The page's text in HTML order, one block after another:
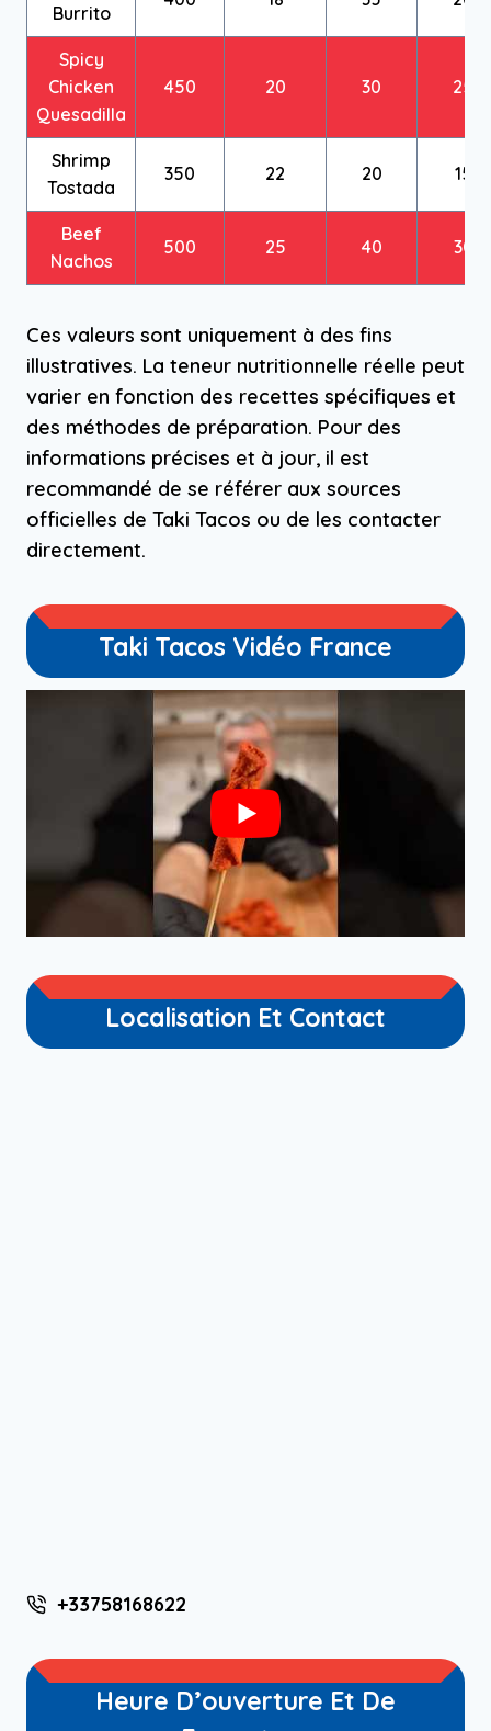
Burrito
Spicy
Chicken
Quesadilla
450 20 30 25
Shrimp
Tostada
350 22 20 15
Beef
Nachos
500 25 40 30
Ces valeurs sont uniquement à des fins
illustratives. La teneur nutritionnelle réelle peut
varier en fonction des recettes spécifiques et
des méthodes de préparation. Pour des
informations précises et à jour, il est
recommandé de se référer aux sources
officielles de Taki Tacos ou de les contacter
directement.
Taki Tacos Vidéo France
Localisation Et Contact
+33758168622
Heure D’ouverture Et De